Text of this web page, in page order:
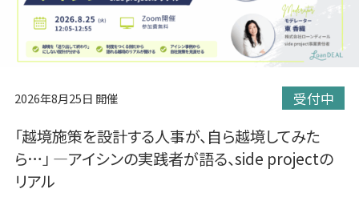
2026年8月25日 開催 受付中
「越境施策を設計する人事が、自ら越境してみた
ら…」 ―アイシンの実践者が語る、side projectの
リアル